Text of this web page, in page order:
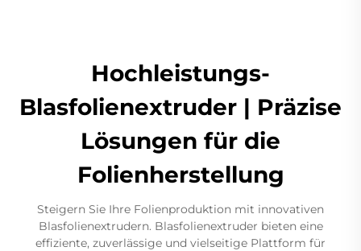
Hochleistungs-
Blasfolienextruder | Präzise
Lösungen für die
Folienherstellung
Steigern Sie Ihre Folienproduktion mit innovativen
Blasfolienextrudern. Blasfolienextruder bieten eine
effiziente, zuverlässige und vielseitige Plattform für